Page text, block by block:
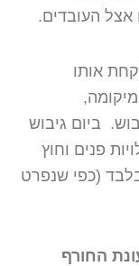
אצל העובדים.
אותו
ביום גיבוש
פנים וחוץ
(כפי שנפרט
החורף